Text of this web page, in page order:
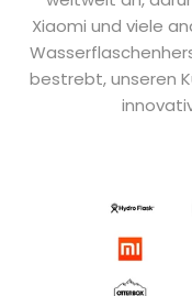
Xiaomi und viele
bestrebt, unseren